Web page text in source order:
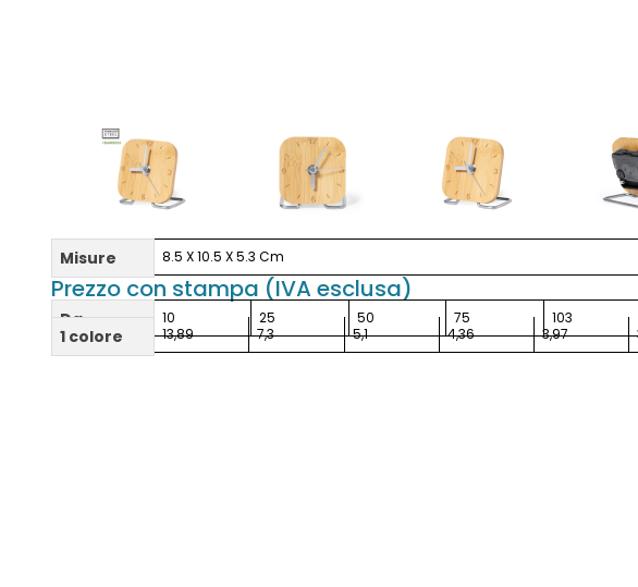
Misure 8.5 X 10.5 X 5.3 Cm
Prezzo con stampa (IVA esclusa)
Da 10 25 50 75 103
1 colore 13,89 7,3 5,1 4,36 3,97